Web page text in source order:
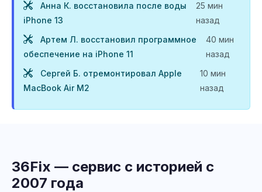
Анна К. восстановила после воды
iPhone 13
25 мин
назад
Артем Л. восстановил программное
обеспечение на iPhone 11
40 мин
назад
Сергей Б. отремонтировал Apple
MacBook Air M2
10 мин
назад
36Fix — сервис с историей с
2007 года